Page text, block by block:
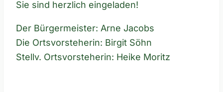
Sie sind herzlich eingeladen!
Der Bürgermeister: Arne Jacobs
Die Ortsvorsteherin: Birgit Söhn
Stellv. Ortsvorsteherin: Heike Moritz